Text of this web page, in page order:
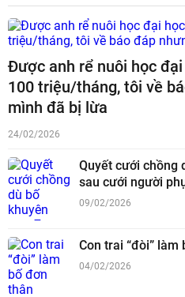
Được anh rể nuôi học
100 triệu/tháng, tôi về
mình đã bị lừa
24/02/2026
Quyết cưới chồng
sau cưới người
09/02/2026
Con trai “đòi” làm
04/02/2026